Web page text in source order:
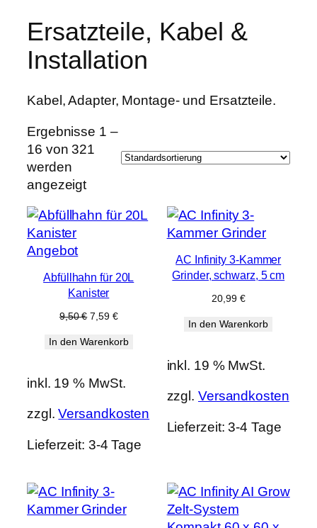
Ersatzteile, Kabel &
Installation
Kabel, Adapter, Montage- und Ersatzteile.
Ergebnisse 1 –
16 von 321
werden
angezeigt
AngebotProdukt
Angebot
Abfüllhahn für 20L
Kanister
9,50€ Ursprünglicher
war:
7,59 €Aktueller
ist:
In den Warenkorb
inkl. 19 % MwSt.
zzgl.Versandkosten
Lieferzeit: 3-4 Tage
AC Infinity 3-Kammer
Grinder, schwarz, 5 cm
20,99 €
In den Warenkorb
inkl. 19 % MwSt.
zzgl. Versandkosten
Lieferzeit:3-4 Tage